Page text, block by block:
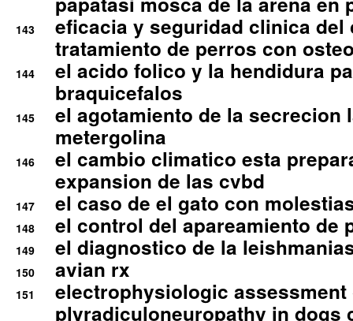
143
eficacia y seguridad clinica del
tratamiento de perros con
144
el acido folico y la hendidura
braquicefalos
145
el agotamiento de la secrecion
metergolina
146
el cambio climatico esta
expansion de las cvbd
147 el caso de el gato con
148 el control del apareamiento de
149 el diagnostico de la
150 avian rx
151
electrophysiologic assessment
plyradiculoneuropathy in dogs